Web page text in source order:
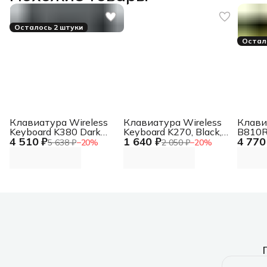
Осталось 2 штуки
4 510 ₽5 638 ₽−20%
Клавиатура Wireless
Keyboard K380 Dark
Grey, Bluetooth, Rus/Eng,
1 640 ₽2 050 ₽−20%
Клавиатура Wireless
Keyboard K270, Black,
CN, Rus/Eng [920-
4